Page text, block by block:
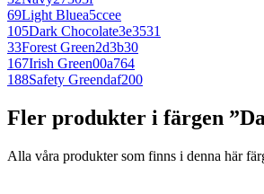
69Light Bluea5ccee
105Dark Chocolate3e3531
33Forest Green2d3b30
167Irish Green00a764
188Safety Greendaf200
Fler produkter i färgen
Alla våra produkter som finns i denna här